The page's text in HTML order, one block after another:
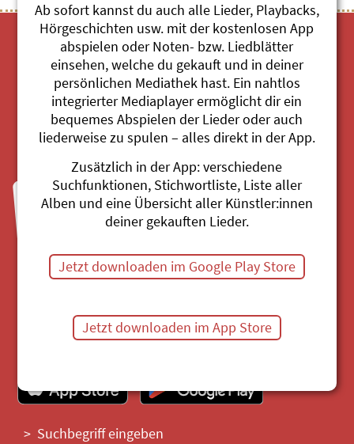
Mediathek
Fragen zu Bestellungen?
Mo bis Fr, 8:30 bis 11:30 Uhr
Mail senden
Hole dir die App für
Suchbegriff eingeben
Ab sofort kannst du auch alle Lieder, Playbacks,
Hörgeschichten usw. mit der kostenlosen App
abspielen oder Noten- bzw. Liedblätter
einsehen, welche du gekauft und in deiner
persönlichen Mediathek hast. Ein nahtlos
integrierter Mediaplayer ermöglicht dir ein
bequemes Abspielen der Lieder oder auch
liederweise zu spulen – alles direkt in der App.
Zusätzlich in der App: verschiedene
Suchfunktionen, Stichwortliste, Liste aller
Alben und eine Übersicht aller Künstler:innen
deiner gekauften Lieder.
Jetzt downloaden im Google Play Store
Jetzt downloaden im App Store